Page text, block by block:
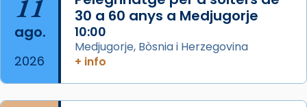
que les santes Juliana (“relatiu a Júlia”) i
Semproniana (“relatiu a Semprònia =
eterna”) són deixebles seves. I l’any 1667, el
frare Joan Gaspar Roig, afirma en una obra
que les santes són filles de l’antiga Iluro.
Mataró en reivindicarà les relíq
11
ago.
2026
30 a 60 anys a Medjugorje
10:00
Medjugorje, Bòsnia i Herzegovina
+ info